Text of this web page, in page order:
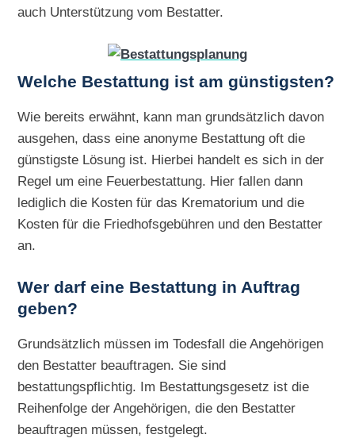
auch Unterstützung vom Bestatter.
Welche Bestattung ist am günstigsten?
Wie bereits erwähnt, kann man grundsätzlich davon
ausgehen, dass eine anonyme Bestattung oft die
günstigste Lösung ist. Hierbei handelt es sich in der
Regel um eine Feuerbestattung. Hier fallen dann
lediglich die Kosten für das Krematorium und die
Kosten für die Friedhofsgebühren und den Bestatter
an.
Wer darf eine Bestattung in Auftrag
geben?
Grundsätzlich müssen im Todesfall die Angehörigen
den Bestatter beauftragen. Sie sind
bestattungspflichtig. Im Bestattungsgesetz ist die
Reihenfolge der Angehörigen, die den Bestatter
beauftragen müssen, festgelegt.